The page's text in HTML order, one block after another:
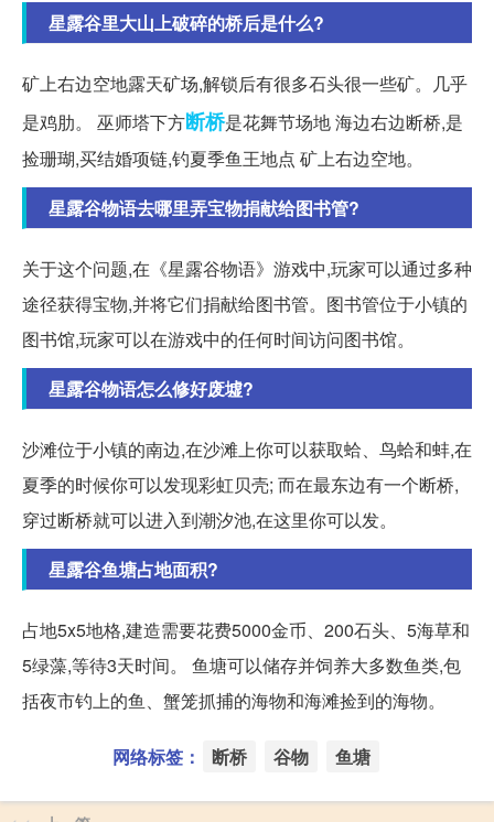
星露谷里大山上破碎的桥后是什么?
矿上右边空地露天矿场,解锁后有很多石头很一些矿。几乎
是鸡肋。 巫师塔下方断桥是花舞节场地 海边右边断桥,是
捡珊瑚,买结婚项链,钓夏季鱼王地点 矿上右边空地。
星露谷物语去哪里弄宝物捐献给图书管?
关于这个问题,在《星露谷物语》游戏中,玩家可以通过多种
途径获得宝物,并将它们捐献给图书管。图书管位于小镇的
图书馆,玩家可以在游戏中的任何时间访问图书馆。
星露谷物语怎么修好废墟?
沙滩位于小镇的南边,在沙滩上你可以获取蛤、鸟蛤和蚌,在
夏季的时候你可以发现彩虹贝壳; 而在最东边有一个断桥,
穿过断桥就可以进入到潮汐池,在这里你可以发。
星露谷鱼塘占地面积?
占地5x5地格,建造需要花费5000金币、200石头、5海草和
5绿藻,等待3天时间。 鱼塘可以储存并饲养大多数鱼类,包
括夜市钓上的鱼、蟹笼抓捕的海物和海滩捡到的海物。
网络标签： 断桥 谷物 鱼塘